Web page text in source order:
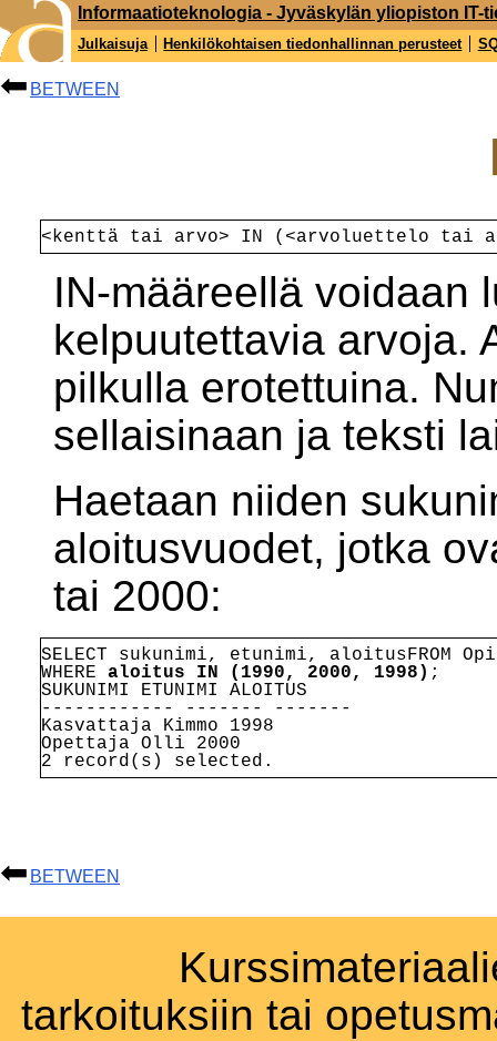
<kenttä tai arvo> IN (<arvoluettelo tai
IN-määreellä voidaan
kelpuutettavia arvoja.
pilkulla erotettuina.
sellaisinaan ja teksti
Haetaan niiden
aloitusvuodet, jotka
tai 2000:
SELECT sukunimi, etunimi, aloitusFROM
WHERE aloitus IN (1990, 2000, 1998) ;
SUKUNIMI ETUNIMI ALOITUS
------------ ------- -------
Kasvattaja Kimmo 1998
Opettaja Olli 2000
2 record(s) selected.
BETWEEN
BETWEEN
tarkoituksiin tai
Informaatioteknologia - Jyväskylän yliopiston IT-
Julkaisuja Henkilökohtaisen tiedonhallinnan perusteet